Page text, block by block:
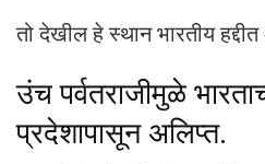
तो देखील हे स्थान भारतीय
उंच पर्वतराजीमुळे
प्रदेशापासून अलिप्त.